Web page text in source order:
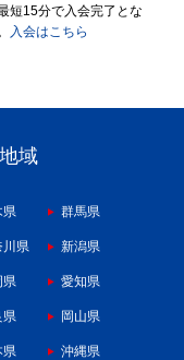
短15分で入会完了とな
入会はこちら
域
県 群馬県
川県 新潟県
県 愛知県
県 岡山県
県 沖縄県